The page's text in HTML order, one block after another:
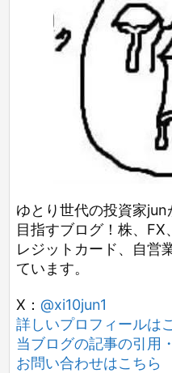
ゆとり世代の投資家jun
目指すブログ！株、FX
レジットカード、自営
ています。
X： @xi10jun1
詳しいプロフィールは
当ブログの記事の引用
お問い合わせはこちら